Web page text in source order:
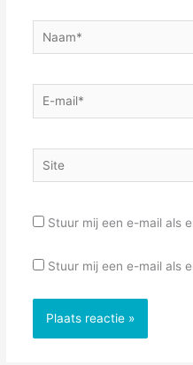
Naam*
E-
mail*
Site
Stuur mij een e-mail als
Stuur mij een e-mail als